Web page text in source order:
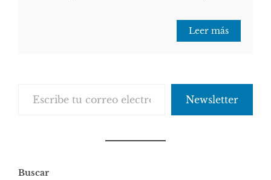
Leer más
Newsletter
Buscar